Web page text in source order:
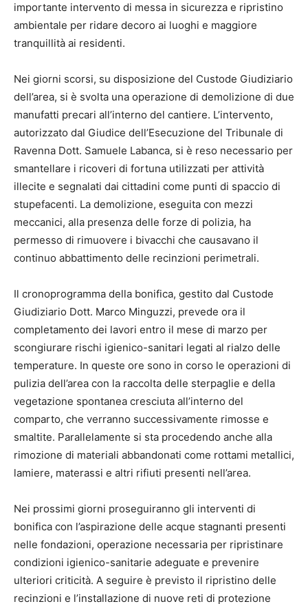
importante intervento di messa in sicurezza e ripristino
ambientale per ridare decoro ai luoghi e maggiore
tranquillità ai residenti.
Nei giorni scorsi, su disposizione del Custode Giudiziario
dell’area, si è svolta una operazione di demolizione di due
manufatti precari all’interno del cantiere. L’intervento,
autorizzato dal Giudice dell’Esecuzione del Tribunale di
Ravenna Dott. Samuele Labanca, si è reso necessario per
smantellare i ricoveri di fortuna utilizzati per attività
illecite e segnalati dai cittadini come punti di spaccio di
stupefacenti. La demolizione, eseguita con mezzi
meccanici, alla presenza delle forze di polizia, ha
permesso di rimuovere i bivacchi che causavano il
continuo abbattimento delle recinzioni perimetrali.
Il cronoprogramma della bonifica, gestito dal Custode
Giudiziario Dott. Marco Minguzzi, prevede ora il
completamento dei lavori entro il mese di marzo per
scongiurare rischi igienico-sanitari legati al rialzo delle
temperature. In queste ore sono in corso le operazioni di
pulizia dell’area con la raccolta delle sterpaglie e della
vegetazione spontanea cresciuta all’interno del
comparto, che verranno successivamente rimosse e
smaltite. Parallelamente si sta procedendo anche alla
rimozione di materiali abbandonati come rottami metallici,
lamiere, materassi e altri rifiuti presenti nell’area.
Nei prossimi giorni proseguiranno gli interventi di
bonifica con l’aspirazione delle acque stagnanti presenti
nelle fondazioni, operazione necessaria per ripristinare
condizioni igienico-sanitarie adeguate e prevenire
ulteriori criticità. A seguire è previsto il ripristino delle
recinzioni e l’installazione di nuove reti di protezione